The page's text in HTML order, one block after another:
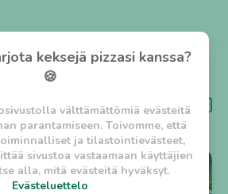
keksejä pizzasi kanssa?
🍪
välttämättömiä evästeitä
parantamiseen. Toivomme, että
ja tilastointievästeet,
sivustoa vastaamaan käyttäjien
alla, mitä evästeitä hyväksyt.
Evästeluettelo